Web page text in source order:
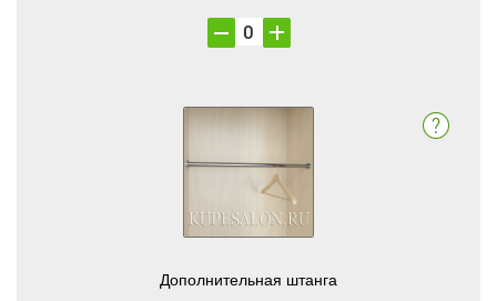
Дополнительная штанга